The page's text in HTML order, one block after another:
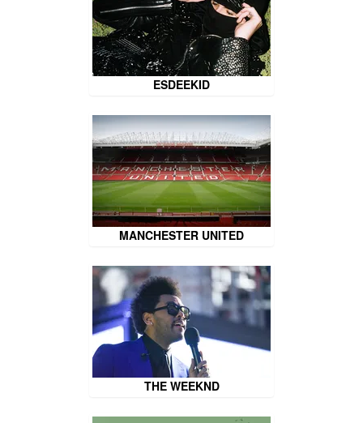
ESDEEKID
MANCHESTER UNITED
THE WEEKND